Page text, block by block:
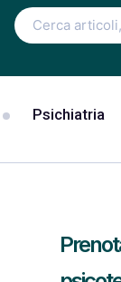
Ricerca
per:
Psichiatria